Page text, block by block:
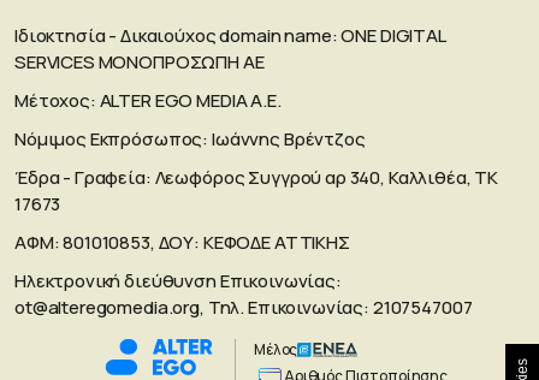
Ιδιοκτησία - Δικαιούχος domain name: ΟΝΕ DIGITAL
SERVICES MONOΠΡΟΣΩΠΗ ΑΕ
Μέτοχος: ALTER EGO MEDIA A.E.
Νόμιμος Εκπρόσωπος: Ιωάννης Βρέντζος
Έδρα - Γραφεία: Λεωφόρος Συγγρού αρ 340, Καλλιθέα, ΤΚ
17673
ΑΦΜ: 801010853, ΔΟΥ: ΚΕΦΟΔΕ ΑΤΤΙΚΗΣ
Ηλεκτρονική διεύθυνση Επικοινωνίας:
ot@alteregomedia.org, Τηλ. Επικοινωνίας: 2107547007
Μέλος
Aριθμός Πιστοποίησης